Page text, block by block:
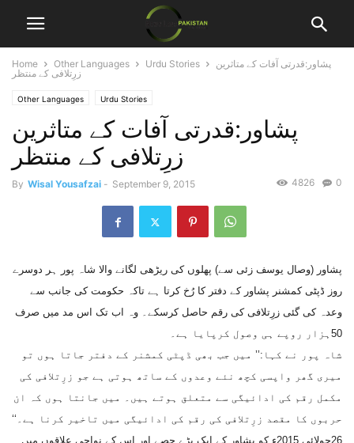
Home Other Languages Urdu Stories
پشاور:قدرتی آفات کے متاثرین
زرِتلافی کے منتظر
Other Languages Urdu Stories
پشاور:قدرتی آفات کے متاثرین
زرِتلافی کے منتظر
By Wisal Yousafzai - September 9, 2015 0
4826
پشاور (وصال یوسف زئی سے) پھلوں کی ریڑھی لگانے والا شاہ پور ہر دوسرے
روز ڈپٹی کمشنر پشاور کے دفتر کا رُخ کرتا ہے تاکہ حکومت کی جانب سے
وعدہ کی گئی زرِتلافی کی رقم حاصل کرسکے۔ وہ اب تک اس مد میں صرف
50ہزار روپے ہی وصول کرپایا ہے۔
شاہ پور نے کہا:’’ میں جب بھی ڈپٹی کمشنر کے دفتر جاتا ہوں تو
میری گھر واپسی کچھ نئے وعدوں کے ساتھ ہوتی ہے جو زرِتلافی کی
مکمل رقم کی ادائیگی سے متعلق ہوتے ہیں۔ میں جانتا ہوں کہ ان
حربوں کا مقصد زرِتلافی کی رقم کی ادائیگی میں تاخیر کرنا ہے۔‘‘
26جولائی 2015ء کو پشاور کے ایک بڑے حصے اور اس کے نواحی علاقوں میں